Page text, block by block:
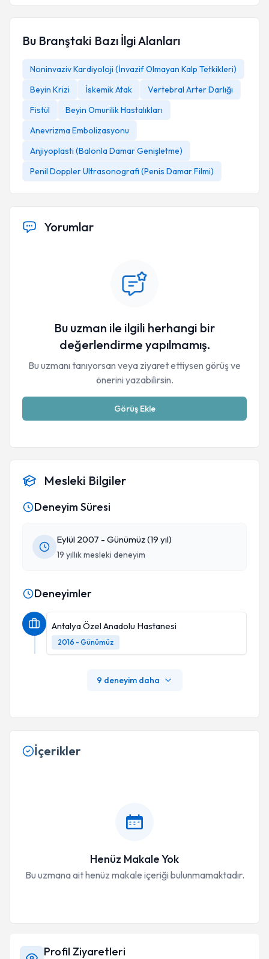
Bu Branştaki Bazı İlgi Alanları
Noninvaziv Kardiyoloji (İnvazif Olmayan Kalp Tetkikleri)
Beyin Krizi
İskemik Atak
Vertebral Arter Darlığı
Fistül
Beyin Omurilik Hastalıkları
Anevrizma Embolizasyonu
Anjiyoplasti (Balonla Damar Genişletme)
Penil Doppler Ultrasonografi (Penis Damar Filmi)
Yorumlar
Bu uzman ile ilgili herhangi bir
değerlendirme yapılmamış.
Bu uzmanı tanıyorsan veya ziyaret ettiysen görüş ve
önerini yazabilirsin.
Görüş Ekle
Mesleki Bilgiler
Deneyim Süresi
Eylül 2007 - Günümüz (19 yıl)
19 yıllık mesleki deneyim
Deneyimler
Antalya Özel Anadolu Hastanesi
2016 - Günümüz
9 deneyim daha
İçerikler
Henüz Makale Yok
Bu uzmana ait henüz makale içeriği bulunmamaktadır.
Profil Ziyaretleri